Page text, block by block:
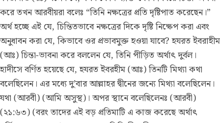
করে তখন আরবীয়রা বলেঃ “তিনি নক্ষত্রের প্রতি দৃষ্টিপাত করেছেন।”
অর্থ হচ্ছে এই যে, চিন্তিতভাবে নক্ষত্রের দিকে দৃষ্টি নিক্ষেপ করা এবং
অনুধাবন করা যে, কিভাবে ওর প্রভাবমুক্ত হওয়া যাবে? হযরত ইবরাহীম
(আঃ) চিন্তা-ভাবনা করে বললেন যে, তিনি পীড়িত অর্থাৎ দুর্বল।
হাদীসে বর্ণিত হয়েছে যে, হযরত ইবরহীম (আঃ) তিনটি মিথ্যা কথা
বলেছিলেন। এর মধ্যে দু’বার আল্লাহর দ্বীনের জন্যে মিথ্যা বলেছিলেন।
যথা (আরবী) (আমি অসুস্থ)। অপর স্থানে বলেছিলেনঃ (আরবী)
(২১:৬৩) (বরং তাদের এই বড় প্রতিমাটি এ কাজ করেছে অর্থাৎ